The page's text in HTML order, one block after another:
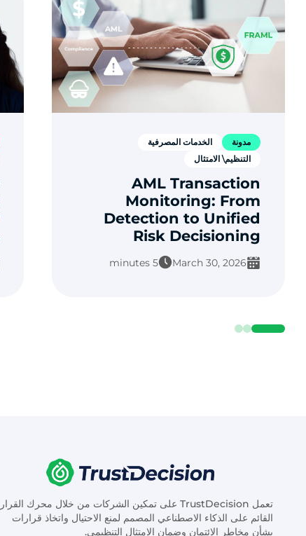
مدونة
الخدمات المصرفية
التنظيم\ الامتثال
AML Transaction
Monitoring: From
Detection to Unified
Risk Decisioning
March 30, 2026
5 minutes
تعمل TrustDecision على تمكين الشركات من خلال محرك القرار
القائم على الذكاء الاصطناعي المصمم لمنع الاحتيال واتخاذ قرارات
بشأن مخاطر الائتمان وضمان الامتثال التنظيمي.